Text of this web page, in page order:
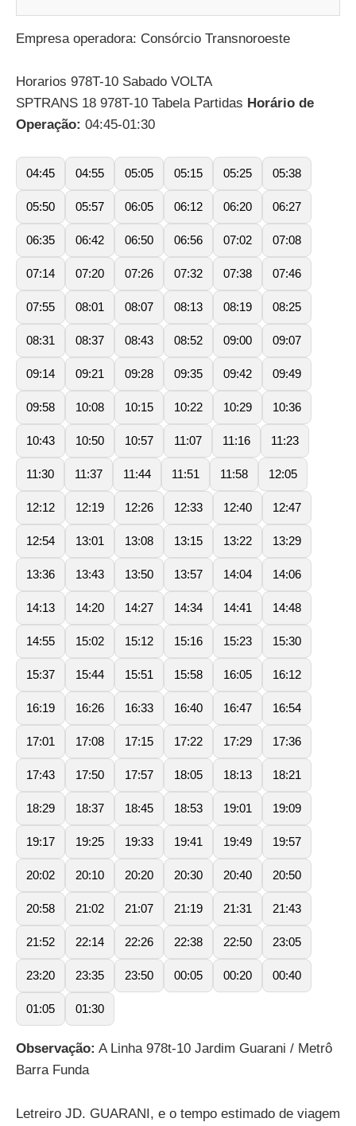
Empresa operadora: Consórcio Transnoroeste
Horarios 978T-10 Sabado VOLTA
SPTRANS 18 978T-10 Tabela Partidas Horário de
Operação: 04:45-01:30
04:45 04:55 05:05 05:15 05:25 05:38
05:50 05:57 06:05 06:12 06:20 06:27
06:35 06:42 06:50 06:56 07:02 07:08
07:14 07:20 07:26 07:32 07:38 07:46
07:55 08:01 08:07 08:13 08:19 08:25
08:31 08:37 08:43 08:52 09:00 09:07
09:14 09:21 09:28 09:35 09:42 09:49
09:58 10:08 10:15 10:22 10:29 10:36
10:43 10:50 10:57 11:07 11:16 11:23
11:30 11:37 11:44 11:51 11:58 12:05
12:12 12:19 12:26 12:33 12:40 12:47
12:54 13:01 13:08 13:15 13:22 13:29
13:36 13:43 13:50 13:57 14:04 14:06
14:13 14:20 14:27 14:34 14:41 14:48
14:55 15:02 15:12 15:16 15:23 15:30
15:37 15:44 15:51 15:58 16:05 16:12
16:19 16:26 16:33 16:40 16:47 16:54
17:01 17:08 17:15 17:22 17:29 17:36
17:43 17:50 17:57 18:05 18:13 18:21
18:29 18:37 18:45 18:53 19:01 19:09
19:17 19:25 19:33 19:41 19:49 19:57
20:02 20:10 20:20 20:30 20:40 20:50
20:58 21:02 21:07 21:19 21:31 21:43
21:52 22:14 22:26 22:38 22:50 23:05
23:20 23:35 23:50 00:05 00:20 00:40
01:05 01:30
Observação: A Linha 978t-10 Jardim Guarani / Metrô
Barra Funda
Letreiro JD. GUARANI, e o tempo estimado de viagem